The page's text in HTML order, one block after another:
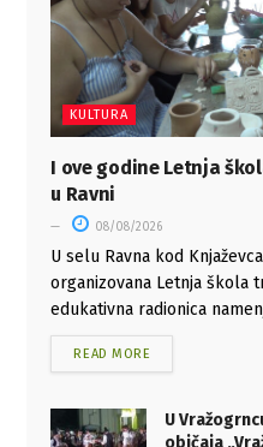
KULTURA
I ove godine Letnja
u Ravni
08/08/2026
U selu Ravna kod
organizovana Letnja škola
edukativna radionica
READ MORE
U